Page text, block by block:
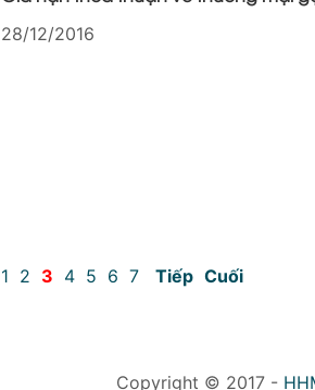
28/12/2016
1 2 3 4 5 6 7 Tiếp Cuối
Copyright © 2017 -